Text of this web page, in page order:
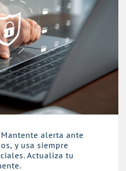
Mantente alerta ante
y usa siempre
Actualiza tu